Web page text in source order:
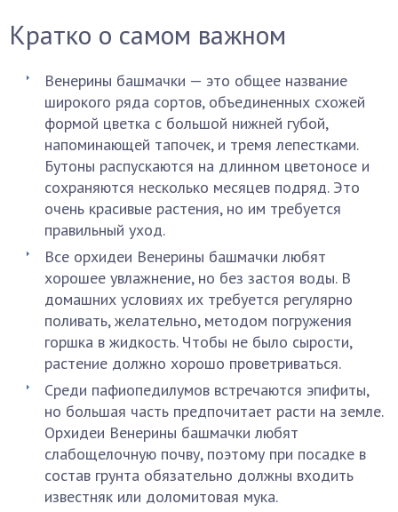
Кратко о самом важном
Венерины башмачки — это общее название
широкого ряда сортов, объединенных схожей
формой цветка с большой нижней губой,
напоминающей тапочек, и тремя лепестками.
Бутоны распускаются на длинном цветоносе и
сохраняются несколько месяцев подряд. Это
очень красивые растения, но им требуется
правильный уход.
Все орхидеи Венерины башмачки любят
хорошее увлажнение, но без застоя воды. В
домашних условиях их требуется регулярно
поливать, желательно, методом погружения
горшка в жидкость. Чтобы не было сырости,
растение должно хорошо проветриваться.
Среди пафиопедилумов встречаются эпифиты,
но большая часть предпочитает расти на земле.
Орхидеи Венерины башмачки любят
слабощелочную почву, поэтому при посадке в
состав грунта обязательно должны входить
известняк или доломитовая мука.